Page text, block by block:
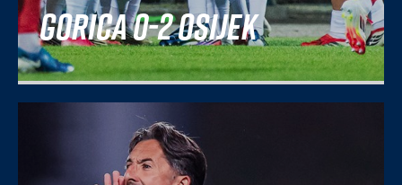
Gorica 0-2 Osijek